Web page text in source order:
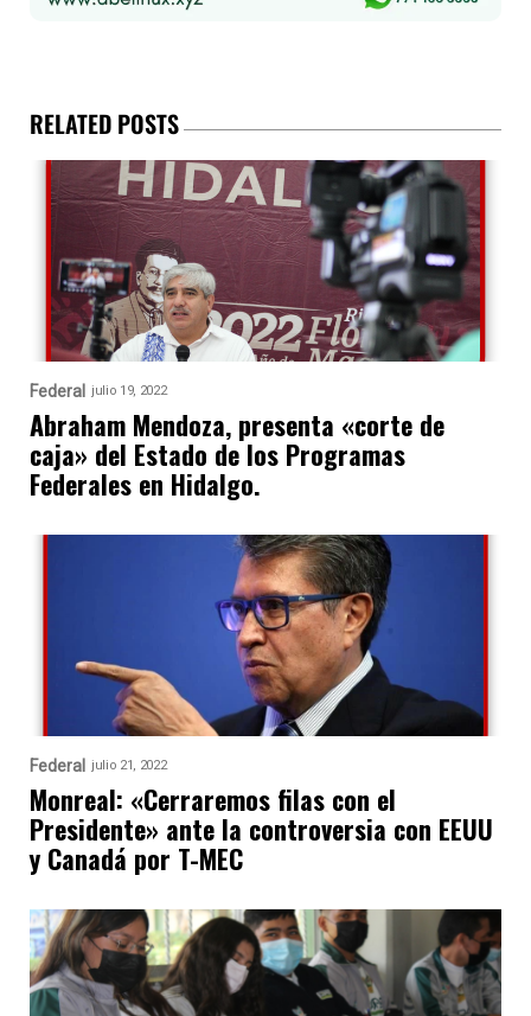
RELATED POSTS
Federal julio 19, 2022
Abraham Mendoza, presenta «corte de
caja» del Estado de los Programas
Federales en Hidalgo.
Federal julio 21, 2022
Monreal: «Cerraremos filas con el
Presidente» ante la controversia con EEUU
y Canadá por T-MEC